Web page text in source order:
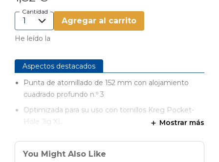
Cantidad
Agregar al carrito
He leído la
Aspectos destacados
Punta de atornillado de 152 mm con alojamiento
cuadrado profundo n.º 3
Optimizada para su uso con tornillos Kreg Pocket-
Hole Jig XL
Compatible con sistemas de cambio rápido
Mostrar más
You Might Also Like